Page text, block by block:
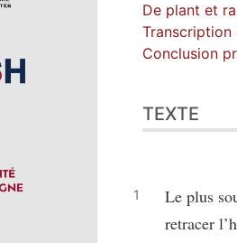
De plant et
Transcription
Conclusion
TEXTE
Le plus
retracer